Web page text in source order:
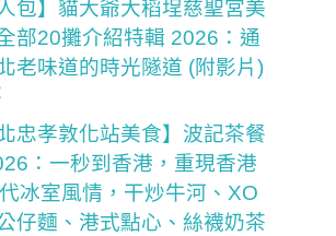
人包】貓大爺大稻埕慈聖宮美
部20攤介紹特輯 2026：通
老味道的時光隧道 (附影片)
北忠孝敦化站美食】波記茶餐
：一秒到香港，重現香港
冰室風情，干炒牛河、XO
仔麵、港式點心、絲襪奶茶